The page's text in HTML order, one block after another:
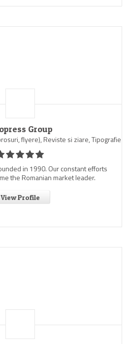
Group
flyere), Reviste si ziare, Tipografie
in 1990. Our constant efforts
the Romanian market leader.
View Profile